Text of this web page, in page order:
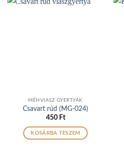
MÉHVIASZ GYERTYÁK
Csavart rúd (MG-024)
450 Ft
KOSÁRBA TESZEM